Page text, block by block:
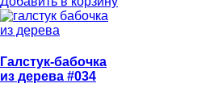
Галстук-бабочка
из дерева #034